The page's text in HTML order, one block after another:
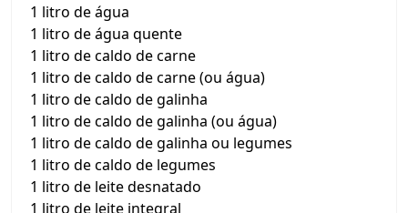
1 litro de água
1 litro de água quente
1 litro de caldo de carne
1 litro de caldo de carne (ou água)
1 litro de caldo de galinha
1 litro de caldo de galinha (ou água)
1 litro de caldo de galinha ou legumes
1 litro de caldo de legumes
1 litro de leite desnatado
1 litro de leite integral